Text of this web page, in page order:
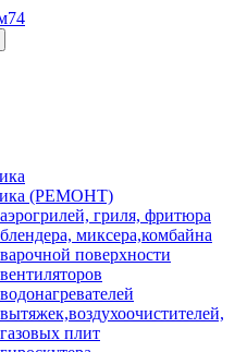
(РЕМОНТ)
гриля, фритюра
миксера,комбайна
поверхности
плит